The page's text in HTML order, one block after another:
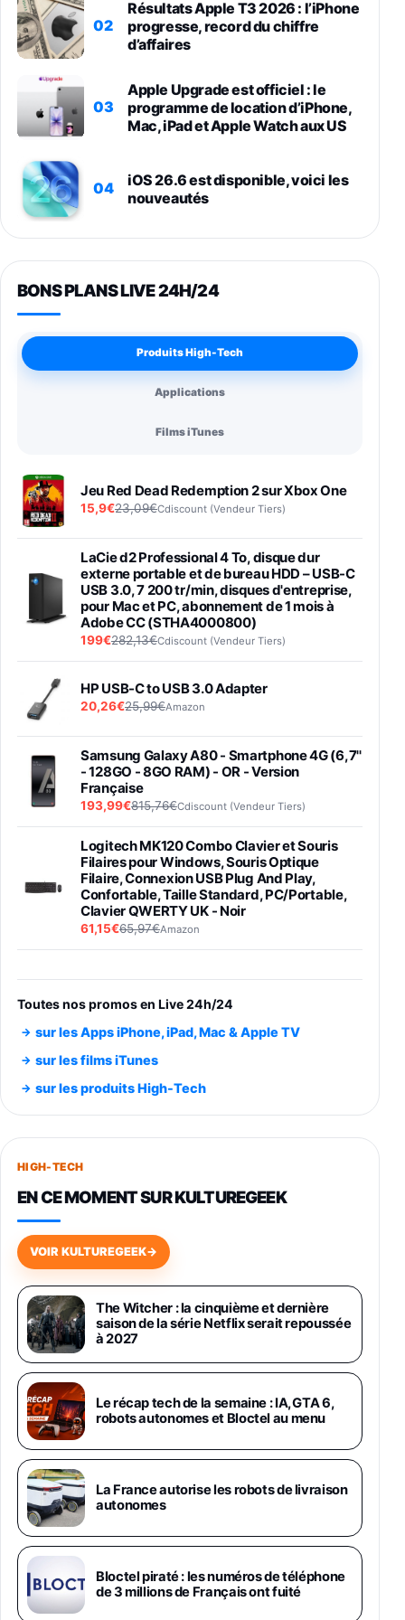
02
Résultats Apple T3 2026 : l’iPhone
progresse, record du chiffre
d’affaires
03
Apple Upgrade est officiel : le
programme de location d’iPhone,
Mac, iPad et Apple Watch aux US
04
iOS 26.6 est disponible, voici les
nouveautés
BONS PLANS LIVE 24H/24
Produits High-Tech
Applications
Films iTunes
Jeu Red Dead Redemption 2 sur Xbox One
15,9€23,09€Cdiscount (Vendeur Tiers)
LaCie d2 Professional 4 To, disque dur
externe portable et de bureau HDD – USB-C
USB 3.0, 7 200 tr/min, disques d'entreprise,
pour Mac et PC, abonnement de 1 mois à
Adobe CC (STHA4000800)
199€282,13€Cdiscount (Vendeur Tiers)
HP USB-C to USB 3.0 Adapter
20,26€25,99€Amazon
Samsung Galaxy A80 - Smartphone 4G (6,7''
- 128GO - 8GO RAM) - OR - Version
Française
193,99€815,76€Cdiscount (Vendeur Tiers)
Logitech MK120 Combo Clavier et Souris
Filaires pour Windows, Souris Optique
Filaire, Connexion USB Plug And Play,
Confortable, Taille Standard, PC/Portable,
Clavier QWERTY UK - Noir
61,15€65,97€Amazon
entraénement direct 3 vitesses (33-45-78
trs/min) avec pre-ampli intégré et port USB
Smartphone SAMSUNG Galaxy S26 Ultra
891,99€1199€Fnac (Vendeur Tiers)
Smartphone SAMSUNG Galaxy S26+ Violet
749,99€
648,63€834,71€
Samsung Galaxy Miracle Ultra, Smartphone
Android 5G avec Galaxy AI, 512 Go,
Chargeur Secteur Rapide 25W Inclus,
Smartphone déverrouillé, Noir, Version FR
1019€
Galaxy S26 Ultra 512 Go Bleu
1019€1399€Fnac (Vendeur Tiers)
Galaxy S26 Ultra 256 Go Violet
892€ 1199€Fnac (Vendeur Tiers)
Philips SHK2000BL - Casque Enfant - Bleu &
Répartiteur Audio 5 Casques, Blanc
24,94€29,96€Fnac (Vendeur Tiers)
Asus RT-AC59U Routeur sans Fil Double
Toutes nos promos en Live 24h/24
sur les Apps iPhone, iPad, Mac & Apple TV
sur les films iTunes
sur les produits High-Tech
HIGH-TECH
EN CE MOMENT SUR KULTUREGEEK
VOIR KULTUREGEEK→
The Witcher : la cinquième et dernière
saison de la série Netflix serait repoussée
à 2027
Le récap tech de la semaine : IA, GTA 6,
robots autonomes et Bloctel au menu
La France autorise les robots de livraison
autonomes
Bloctel piraté : les numéros de téléphone
de 3 millions de Français ont fuité